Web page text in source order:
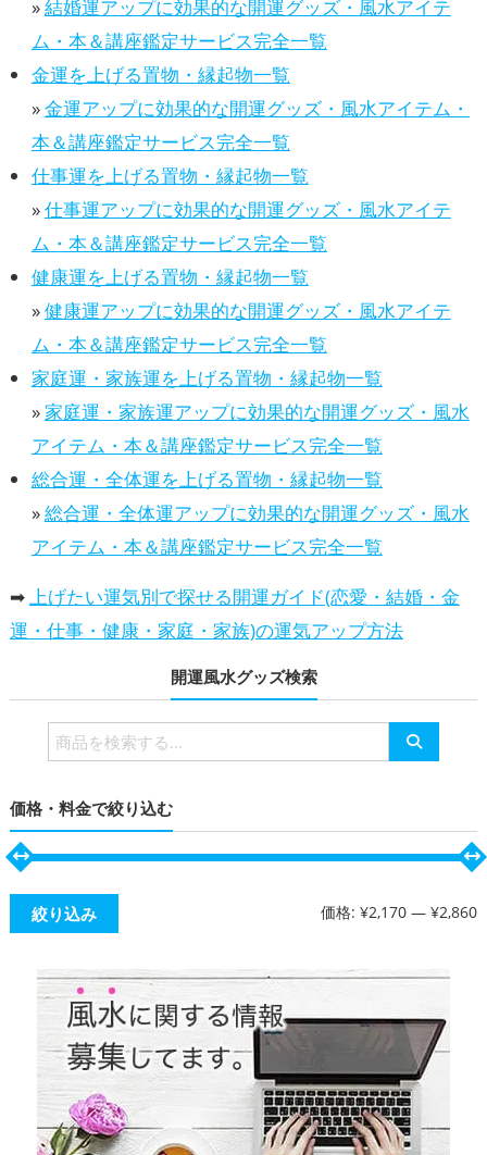
»結婚運アップに効果的な開運グッズ・風水アイテ
ム・本＆講座鑑定サービス完全一覧
金運を上げる置物・縁起物一覧
»金運アップに効果的な開運グッズ・風水アイテム・
本＆講座鑑定サービス完全一覧
仕事運を上げる置物・縁起物一覧
»仕事運アップに効果的な開運グッズ・風水アイテ
ム・本＆講座鑑定サービス完全一覧
健康運を上げる置物・縁起物一覧
»健康運アップに効果的な開運グッズ・風水アイテ
ム・本＆講座鑑定サービス完全一覧
家庭運・家族運を上げる置物・縁起物一覧
» 家庭運・家族運アップに効果的な開運グッズ・風水
アイテム・本＆講座鑑定サービス完全一覧
総合運・全体運を上げる置物・縁起物一覧
»総合運・全体運アップに効果的な開運グッズ・風水
アイテム・本＆講座鑑定サービス完全一覧
➡上げたい運気別で探せる開運ガイド(恋愛・結婚・金
運・仕事・健康・家庭・家族)の運気アップ方法
開運風水グッズ検索
検
索
象:
価格・料金で絞り込む
絞り込み 価格:¥2,170 —¥2,860